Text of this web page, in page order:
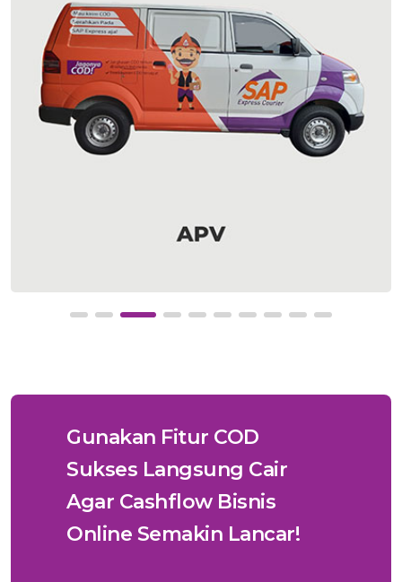
Gunakan Fitur COD
Sukses Langsung Cair
Agar Cashflow Bisnis
Online Semakin Lancar!